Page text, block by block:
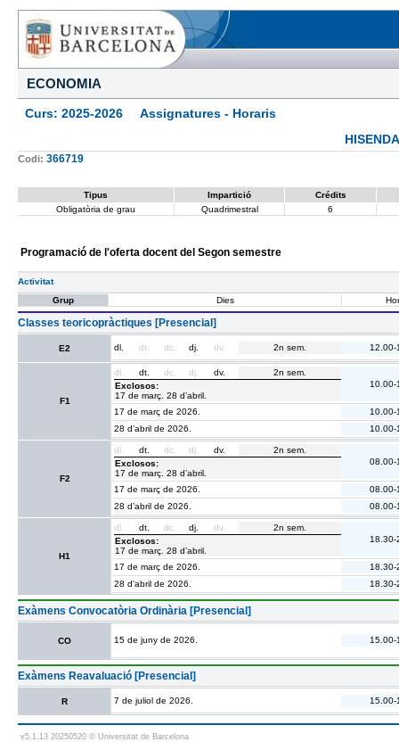
ECONOMIA
Curs: 2025-2026 Assignatures - Horaris
Codi: 366719
Tipus Impartició
Crédits
Obligatòria de grau
Quadrimestral 6
Programació de l'oferta docent del Segon semestre
Activitat
Grup
Dies
Classes teoricopràctiques [Presencial]
E2 dl. dt. dc. dj. dv. 2n sem. 12.00-
F1
dl. dt. dc. dj. dv.
2n sem.
Exclosos:
17 de març. 28 d’abril.
10.00-
17 de març de 2026.
10.00-
28 d’abril de 2026.
10.00-
F2
dl. dt. dc. dj. dv.
2n sem.
Exclosos:
17 de març. 28 d’abril.
08.00-
17 de març de 2026.
08.00-
28 d’abril de 2026.
08.00-
H1
dl. dt. dc. dj. dv.
2n sem.
Exclosos:
17 de març. 28 d’abril.
18.30-
17 de març de 2026.
18.30-
28 d’abril de 2026.
18.30-
Exàmens Convocatòria Ordinària [Presencial]
CO 15 de juny de 2026. 15.00-
Exàmens Reavaluació [Presencial]
R 7 de juliol de 2026. 15.00-
v5.1.13 20250520 © Universitat de Barcelona